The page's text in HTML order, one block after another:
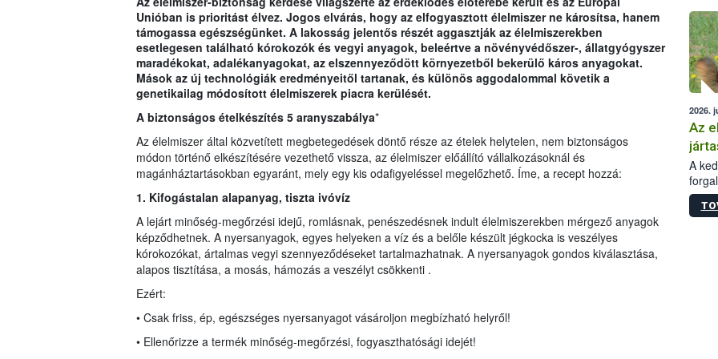
Unióban is prioritást élvez. Jogos elvárás, hogy az elfogyasztott élelmiszer ne károsítsa, hanem
támogassa egészségünket. A lakosság jelentős részét aggasztják az élelmiszerekben
esetlegesen található kórokozók és vegyi anyagok, beleértve a növényvédőszer-, állatgyógyszer
maradékokat, adalékanyagokat, az elszennyeződött környezetből bekerülő káros anyagokat.
Mások az új technológiák eredményeitől tartanak, és különös aggodalommal követik a
genetikailag módosított élelmiszerek piacra kerülését.
A biztonságos ételkészítés 5 aranyszabálya*
Az élelmiszer által közvetített megbetegedések döntő része az ételek helytelen, nem biztonságos
módon történő elkészítésére vezethető vissza, az élelmiszer előállító vállalkozásoknál és
magánháztartásokban egyaránt, mely egy kis odafigyeléssel megelőzhető. Íme, a recept hozzá:
1. Kifogástalan alapanyag, tiszta ivóvíz
A lejárt minőség-megőrzési idejű, romlásnak, penészedésnek indult élelmiszerekben mérgező anyagok
képződhetnek. A nyersanyagok, egyes helyeken a víz és a belőle készült jégkocka is veszélyes
kórokozókat, ártalmas vegyi szennyeződéseket tartalmazhatnak. A nyersanyagok gondos kiválasztása,
alapos tisztítása, a mosás, hámozás a veszélyt csökkenti .
Ezért:
• Csak friss, ép, egészséges nyersanyagot vásároljon megbízható helyről!
• Ellenőrizze a termék minőség-megőrzési, fogyaszthatósági idejét!
2026.
Az
A